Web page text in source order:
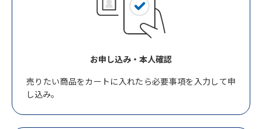
お申し込み・本人確認
売りたい商品をカートに入れたら必要事項を入力して申
し込み。